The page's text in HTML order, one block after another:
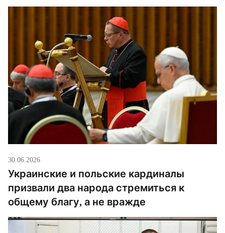
30.06.2026
Украинские и польские кардиналы
призвали два народа стремиться к
общему благу, а не вражде